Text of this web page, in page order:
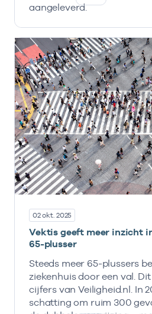
aangeleverd.
02 okt. 2025
Vektis geeft meer inzicht
65-plusser
Steeds meer 65-plussers
ziekenhuis door een val.
cijfers van Veiligheid.nl. In
schatting om ruim 300